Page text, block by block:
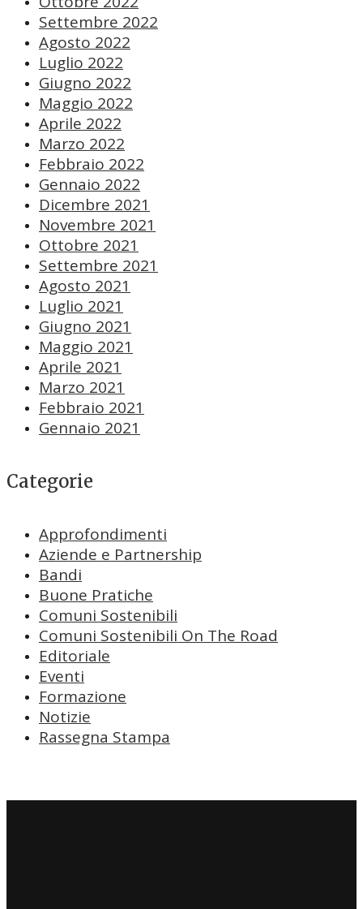
Settembre 2022
Agosto 2022
Luglio 2022
Giugno 2022
Maggio 2022
Aprile 2022
Marzo 2022
Febbraio 2022
Gennaio 2022
Dicembre 2021
Novembre 2021
Ottobre 2021
Settembre 2021
Agosto 2021
Luglio 2021
Giugno 2021
Maggio 2021
Aprile 2021
Marzo 2021
Febbraio 2021
Gennaio 2021
Categorie
Approfondimenti
Aziende e Partnership
Bandi
Buone Pratiche
Comuni Sostenibili
Comuni Sostenibili On The Road
Editoriale
Eventi
Formazione
Notizie
Rassegna Stampa